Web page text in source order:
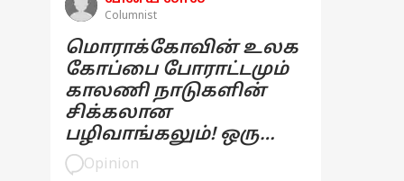
Columnist
மொராக்கோவின் உலக
கோப்பை போராட்டமும்
காலணி நாடுகளின்
சிக்கலான
பழிவாங்கலும்! ஒரு
பார்வை
Opinion